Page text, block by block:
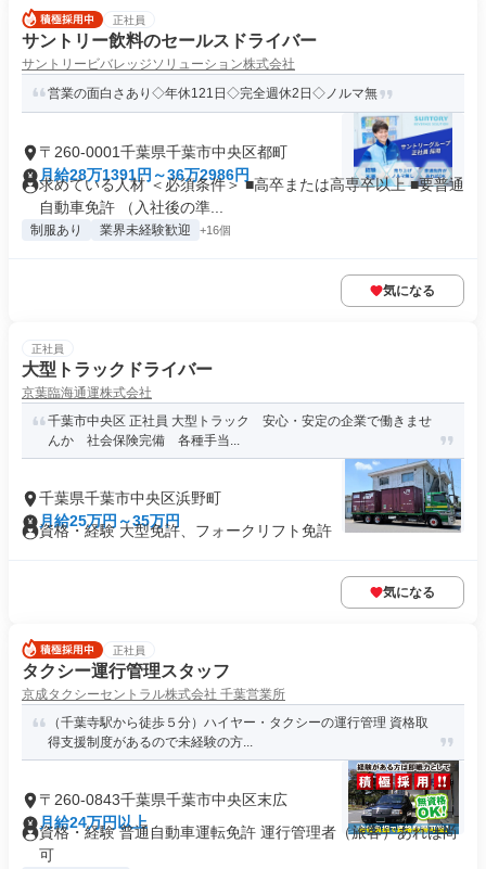
正社員
サントリー飲料のセールスドライバー
サントリービバレッジソリューション株式会社
営業の面白さあり◇年休121日◇完全週休2日◇ノルマ無
〒260-0001千葉県千葉市中央区都町
月給28万1391円～36万2986円
求めている人材 ＜必須条件＞ ■高卒または高専卒以上 ■要普通
自動車免許 （入社後の準...
制服あり 業界未経験歓迎 +16個
気になる
正社員
大型トラックドライバー
京葉臨海通運株式会社
千葉市中央区 正社員 大型トラック 安心・安定の企業で働きませ
んか 社会保険完備 各種手当...
千葉県千葉市中央区浜野町
月給25万円～35万円
資格・経験 大型免許、フォークリフト免許
気になる
正社員
タクシー運行管理スタッフ
京成タクシーセントラル株式会社 千葉営業所
（千葉寺駅から徒歩５分）ハイヤー・タクシーの運行管理 資格取
得支援制度があるので未経験の方...
〒260-0843千葉県千葉市中央区末広
月給24万円以上
資格・経験 普通自動車運転免許 運行管理者（旅客）あれば尚
可